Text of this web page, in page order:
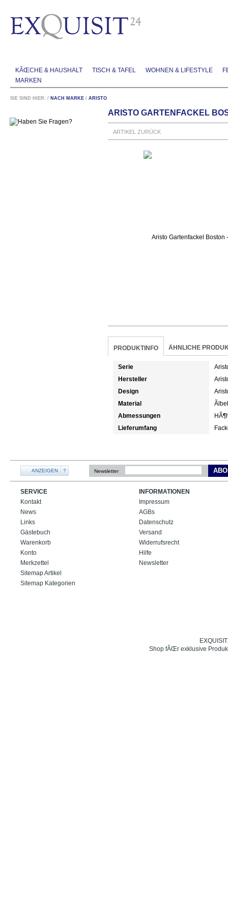
KÃŒCHE & HAUSHALT TISCH & TAFEL WOHNEN & LIFESTYLE
MARKEN
SIE SIND HIER: / NACH MARKE / ARISTO
ARISTO GARTENFACKEL
ARTIKEL ZURÜCK
PRODUKTINFO ÄHNLICHE
Serie
Hersteller
Design
Material
Abmessungen
Lieferumfang
ANZEIGEN ? Newsletter
SERVICE
Kontakt
News
Links
Gästebuch
Warenkorb
Konto
Merkzettel
Sitemap Artikel
Sitemap Kategorien
INFORMATIONEN
Impressum
AGBs
Datenschutz
Versand
Widerrufsrecht
Hilfe
Newsletter
Shop fÃŒr exklusive